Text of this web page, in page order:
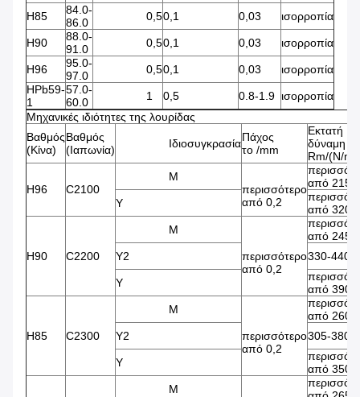
H85
84.0-
86.0
0,50,1 0,03 ισορροπία
H90
88.0-
91.0
0,50,1 0,03 ισορροπία
H96
95.0-
97.0
0,50,1 0,03
ισορροπία
HPb59-
1
57.0-
60.0
1 0,5 0.8-1.9 ισορροπία
Μηχανικές ιδιότητες της λουρίδας
Βαθμός
(Κίνα)
Βαθμός
(Ιαπωνία)
ΙδιοσυγκρασίαΠάχος
το /mm
Εκτατή
δύναμη
Rm/(N/
H96 C2100
Μ
περισσότερο
από 0,2
από 215
Υ
από 320
H90 C2200
Μ
περισσότερο
από 0,2
από 245
Y2
330-440
Υ
από 390
H85 C2300
Μ
περισσότερο
από 0,2
από 260
Y2
305-380
Υ
από 350
Μ